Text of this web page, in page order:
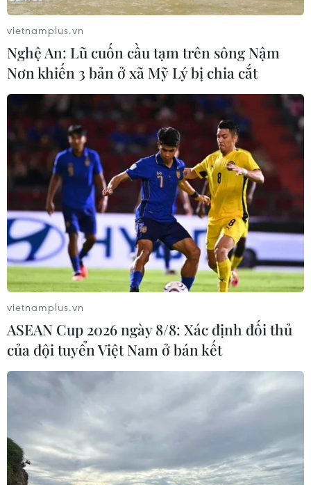
cư tràn khắp châu Âu?
02/08/2017 12:37
Italy đang tính đến khả năng cấp 200.000 giấy thị thực
tạm thời cho người di cư, theo đó cho phép họ di
chuyển khắp EU nhằm gây sức ép buộc các quốc gia
khác lưu tâm vấn đề này.
Hơn 100 người di cư vượt chốt biên giới
Maroc-Tây Ban Nha
Hơn 100 người di cư đã tìm cách xông qua một chốt
biên giới giữa Maroc và vùng lãnh thổ Ceuta của Tây
Ban Nha, nhiều người trong số họ đã được đưa đến
vietnamplus.vn
Nghệ An: Lũ cuốn cầu tạm trên sông Nậm
Nơn khiến 3 bản ở xã Mỹ Lý bị chia cắt
vietnamplus.vn
ASEAN Cup 2026 ngày 8/8: Xác định đối thủ
của đội tuyển Việt Nam ở bán kết